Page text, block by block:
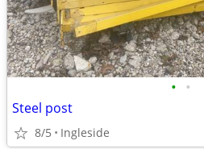
• •
Steel post
8/5 Ingleside